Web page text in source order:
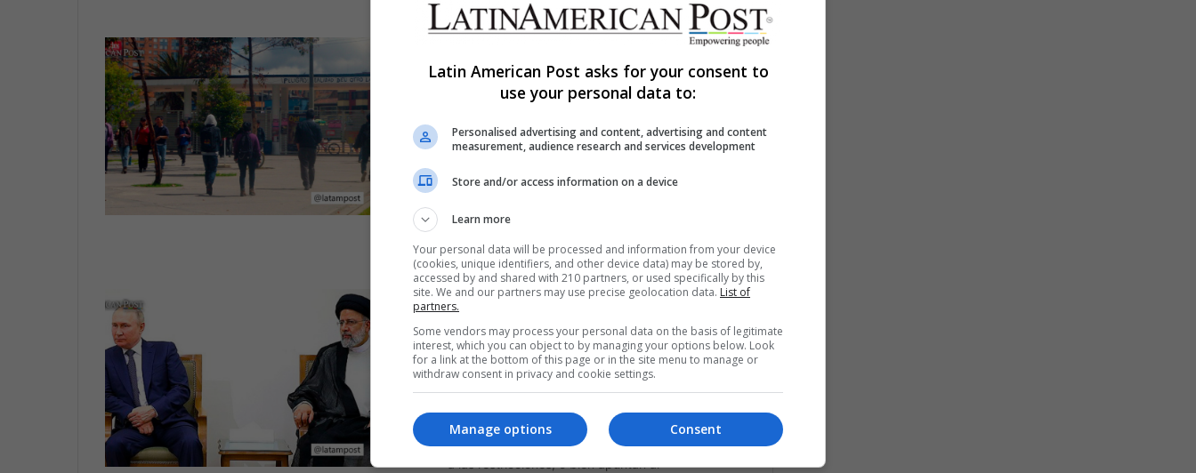
0
287
Panorama de la matrícula cero
Latinoamérica
utilizado, pero que sigue vigente…
Read More »
Luis Angel Hernández Liborio
June 13, 2023
Así es como Irán y Rusia han
logrado sortear las sanciones
de Occidente
Los países sancionados suelen recurrir a
estrategias que les permitan obtener dólares, pese
a las restricciones, o bien apuntan al
Latin American Post asks for your consent to
use your personal data to:
Personalised advertising and content, advertising and content
measurement, audience research and services development
Store and/or access information on a device
Learn more
Your personal data will be processed and information from your device
(cookies, unique identifiers, and other device data) may be stored by,
accessed by and shared with 210 partners, or used specifically by this
site. We and our partners may use precise geolocation data. List of
partners.
Some vendors may process your personal data on the basis of legitimate
interest, which you can object to by managing your options below. Look
for a link at the bottom of this page or in the site menu to manage or
withdraw consent in privacy and cookie settings.
Consent
Manage options